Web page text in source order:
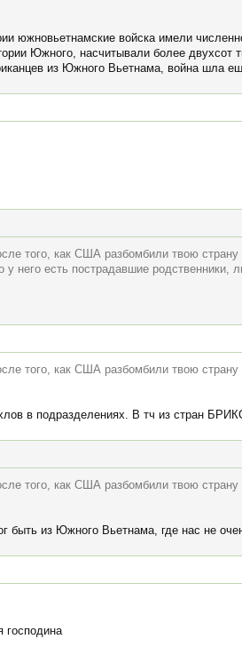
южновьетнамские войска имели
Южного, насчитывали более двухсот
из Южного Вьетнама, война шла
того, как США разбомбили твою страну
него есть пострадавшие родственники,
того, как США разбомбили твою страну
в подразделениях. В тч из стран
того, как США разбомбили твою страну
быть из Южного Вьетнама, где нас не
господина